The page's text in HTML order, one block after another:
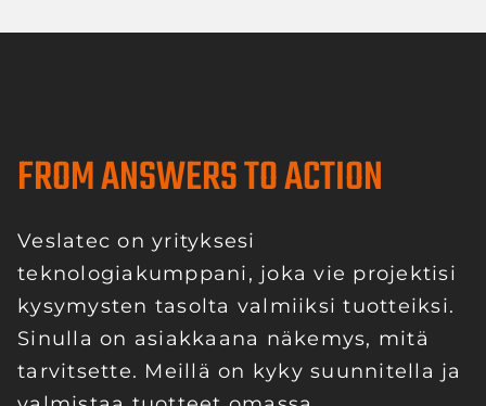
FROM ANSWERS TO ACTION
Veslatec on yrityksesi
teknologiakumppani, joka vie projektisi
kysymysten tasolta valmiiksi tuotteiksi.
Sinulla on asiakkaana näkemys, mitä
tarvitsette. Meillä on kyky suunnitella ja